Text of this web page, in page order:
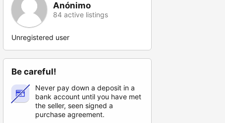
Anónimo
84 active listings
Unregistered user
Be careful!
Never pay down a deposit in a
bank account until you have met
the seller, seen signed a
purchase agreement.